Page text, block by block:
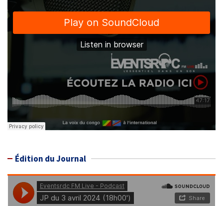
Édition du Journal